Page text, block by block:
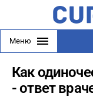
Меню
Как
- ответ